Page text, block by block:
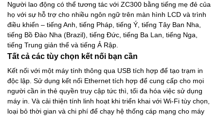
Người lao động có thể tương tác với ZC300 bằng tiếng mẹ đẻ của
họ với sự hỗ trợ cho nhiều ngôn ngữ trên màn hình LCD và trình
điều khiển – tiếng Anh, tiếng Pháp, tiếng Ý, tiếng Tây Ban Nha,
tiếng Bồ Đào Nha (Brazil), tiếng Đức, tiếng Ba Lan, tiếng Nga,
tiếng Trung giản thể và tiếng Ả Rập.
Tất cả các tùy chọn kết nối bạn cần
Kết nối với một máy tính thông qua USB tích hợp để tạo trạm in
độc lập. Sử dụng kết nối Ethernet tích hợp để cung cấp cho mọi
người cần in thẻ quyền truy cập tức thì, tối đa hóa việc sử dụng
máy in. Và cải thiện tính linh hoạt khi triển khai với Wi-Fi tùy chọn,
loại bỏ thời gian và chi phí để chạy hệ thống cáp mạng cho máy